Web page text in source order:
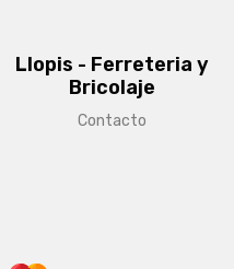
Llopis - Ferreteria y
Bricolaje
Contacto